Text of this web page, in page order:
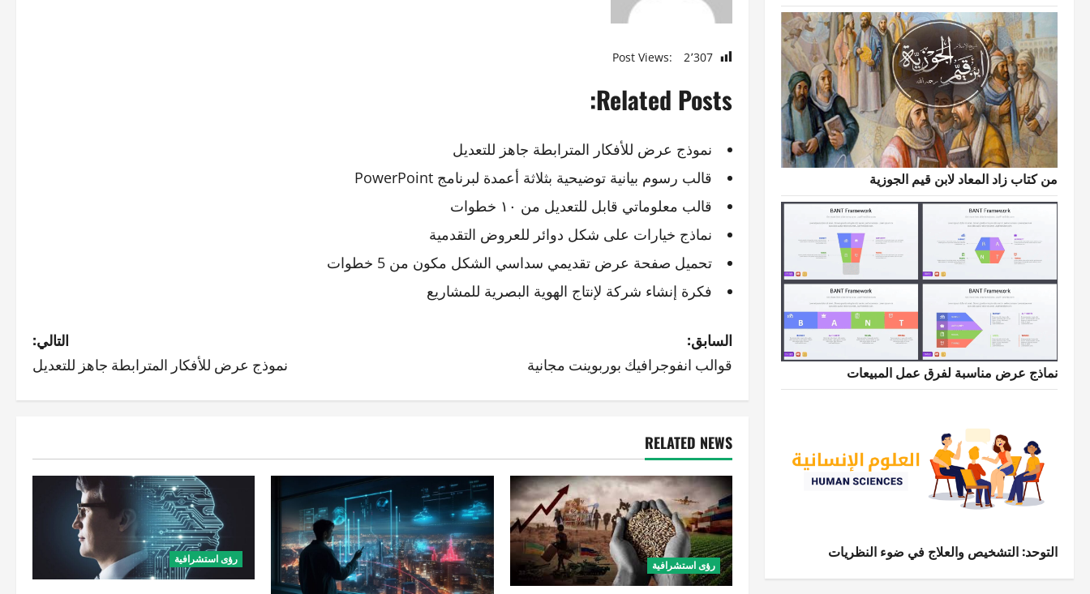
Post Views: 2٬307
Related Posts:
نموذج عرض للأفكار المترابطة جاهز للتعديل
قالب رسوم بيانية توضيحية بثلاثة أعمدة لبرنامج PowerPoint
قالب معلوماتي قابل للتعديل من ١٠ خطوات
نماذج خيارات على شكل دوائر للعروض التقدمية
تحميل صفحة عرض تقديمي سداسي الشكل مكون من 5 خطوات
فكرة إنشاء شركة لإنتاج الهوية البصرية للمشاريع
ت
ص
فّ
ح
ا
ل
م
ق
السابق:
قوالب انفوجرافيك بوربوينت مجانية
التالي:
نموذج عرض للأفكار المترابطة جاهز للتعديل
RELATED NEWS
رؤى استشرافية رؤى استشرافية
من كتاب زاد المعاد لابن قيم الجوزية
نماذج عرض مناسبة لفرق عمل المبيعات
التوحد: التشخيص والعلاج في ضوء النظريات